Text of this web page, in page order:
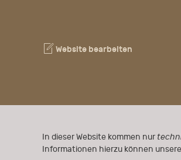
In dieser Website kommen nur
Informationen hierzu können
Website bearbeiten